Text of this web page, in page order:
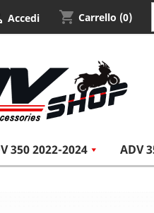
Accedi shopping_cart Carrello (0)
350 2022-2024 ADV